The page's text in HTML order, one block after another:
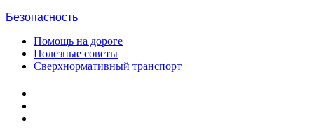
Безопасность
Помощь на дороге
Полезные советы
Сверхнормативный транспорт